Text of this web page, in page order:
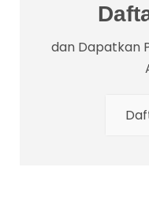
dan Dapatkan